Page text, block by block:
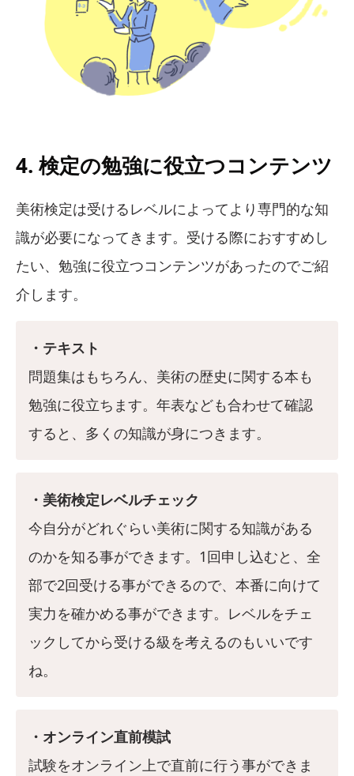
4. 検定の勉強に役立つコンテンツ
美術検定は受けるレベルによってより専門的な知
識が必要になってきます。受ける際におすすめし
たい、勉強に役立つコンテンツがあったのでご紹
介します。
・テキスト
問題集はもちろん、美術の歴史に関する本も
勉強に役立ちます。年表なども合わせて確認
すると、多くの知識が身につきます。
・美術検定レベルチェック
今自分がどれぐらい美術に関する知識がある
のかを知る事ができます。1回申し込むと、全
部で2回受ける事ができるので、本番に向けて
実力を確かめる事ができます。レベルをチェ
ックしてから受ける級を考えるのもいいです
ね。
・オンライン直前模試
試験をオンライン上で直前に行う事ができま